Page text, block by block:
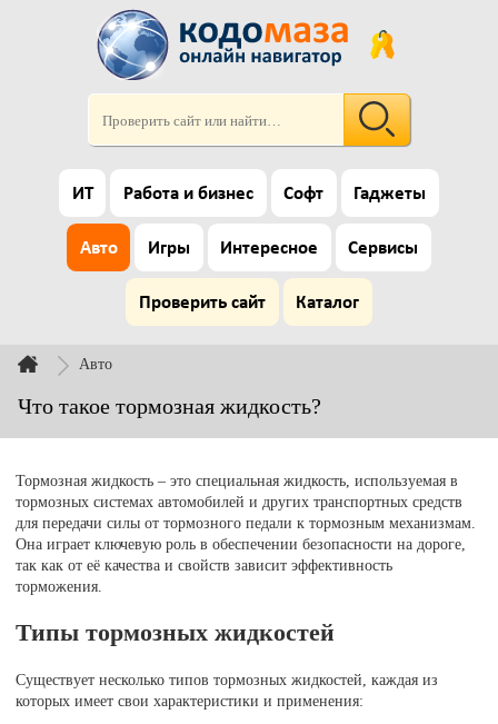
ИТ Работа и бизнес Софт Гаджеты
Авто Игры Интересное Сервисы
Проверить сайт Каталог
Авто
Что такое тормозная жидкость?
Тормозная жидкость – это специальная жидкость, используемая в
тормозных системах автомобилей и других транспортных средств
для передачи силы от тормозного педали к тормозным механизмам.
Она играет ключевую роль в обеспечении безопасности на дороге,
так как от её качества и свойств зависит эффективность
торможения.
Типы тормозных жидкостей
Существует несколько типов тормозных жидкостей, каждая из
которых имеет свои характеристики и применения: